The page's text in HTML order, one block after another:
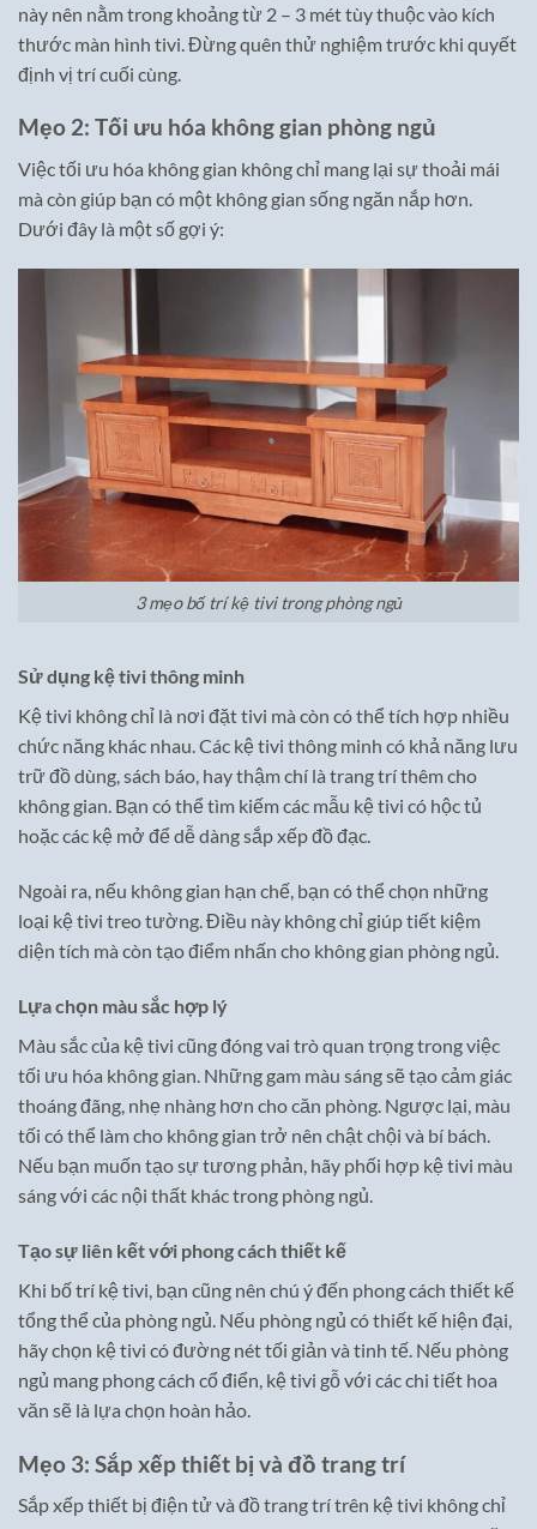
này nên nằm trong khoảng từ 2 – 3 mét tùy thuộc vào kích
thước màn hình tivi. Đừng quên thử nghiệm trước khi quyết
định vị trí cuối cùng.
Mẹo 2: Tối ưu hóa không gian phòng ngủ
Việc tối ưu hóa không gian không chỉ mang lại sự thoải mái
mà còn giúp bạn có một không gian sống ngăn nắp hơn.
Dưới đây là một số gợi ý:
3 mẹo bố trí kệ tivi trong phòng ngủ
Sử dụng kệ tivi thông minh
Kệ tivi không chỉ là nơi đặt tivi mà còn có thể tích hợp nhiều
chức năng khác nhau. Các kệ tivi thông minh có khả năng lưu
trữ đồ dùng, sách báo, hay thậm chí là trang trí thêm cho
không gian. Bạn có thể tìm kiếm các mẫu kệ tivi có hộc tủ
hoặc các kệ mở để dễ dàng sắp xếp đồ đạc.
Ngoài ra, nếu không gian hạn chế, bạn có thể chọn những
loại kệ tivi treo tường. Điều này không chỉ giúp tiết kiệm
diện tích mà còn tạo điểm nhấn cho không gian phòng ngủ.
Lựa chọn màu sắc hợp lý
Màu sắc của kệ tivi cũng đóng vai trò quan trọng trong việc
tối ưu hóa không gian. Những gam màu sáng sẽ tạo cảm giác
thoáng đãng, nhẹ nhàng hơn cho căn phòng. Ngược lại, màu
tối có thể làm cho không gian trở nên chật chội và bí bách.
Nếu bạn muốn tạo sự tương phản, hãy phối hợp kệ tivi màu
sáng với các nội thất khác trong phòng ngủ.
Tạo sự liên kết với phong cách thiết kế
Khi bố trí kệ tivi, bạn cũng nên chú ý đến phong cách thiết kế
tổng thể của phòng ngủ. Nếu phòng ngủ có thiết kế hiện đại,
hãy chọn kệ tivi có đường nét tối giản và tinh tế. Nếu phòng
ngủ mang phong cách cổ điển, kệ tivi gỗ với các chi tiết hoa
văn sẽ là lựa chọn hoàn hảo.
Mẹo 3: Sắp xếp thiết bị và đồ trang trí
Sắp xếp thiết bị điện tử và đồ trang trí trên kệ tivi không chỉ